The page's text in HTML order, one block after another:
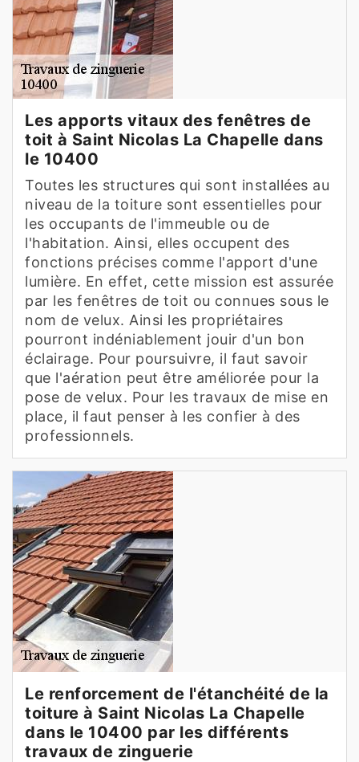
Les apports vitaux des fenêtres de
toit à Saint Nicolas La Chapelle dans
le 10400
Toutes les structures qui sont installées au
niveau de la toiture sont essentielles pour
les occupants de l'immeuble ou de
l'habitation. Ainsi, elles occupent des
fonctions précises comme l'apport d'une
lumière. En effet, cette mission est assurée
par les fenêtres de toit ou connues sous le
nom de velux. Ainsi les propriétaires
pourront indéniablement jouir d'un bon
éclairage. Pour poursuivre, il faut savoir
que l'aération peut être améliorée pour la
pose de velux. Pour les travaux de mise en
place, il faut penser à les confier à des
professionnels.
Le renforcement de l'étanchéité de la
toiture à Saint Nicolas La Chapelle
dans le 10400 par les différents
travaux de zinguerie